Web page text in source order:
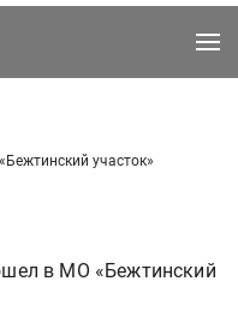
участок»
в МО «Бежтинский